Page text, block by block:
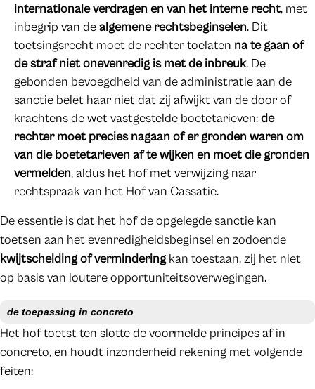
internationale verdragen en van het interne recht, met
inbegrip van dealgemene rechtsbeginselen. Dit
toetsingsrecht moet de rechter toelaten na te gaan of
de straf niet onevenredig is met de inbreuk. De
gebonden bevoegdheid van de administratie aan de
sanctie belet haar niet dat zij afwijkt van de door of
krachtens de wet vastgestelde boetetarieven:de
rechter moet precies nagaan of er gronden waren om
van die boetetarieven af te wijken en moet die gronden
vermelden, aldus het hof met verwijzing naar
rechtspraak van het Hof van Cassatie.
De essentie is dat het hof de opgelegde sanctie kan
toetsen aan het evenredigheidsbeginsel en zodoende
kwijtschelding of verminderingkan toestaan, zij het niet
op basis van loutere opportuniteitsoverwegingen.
de toepassing in concreto
Het hof toetst ten slotte de voormelde principes af in
concreto, en houdt inzonderheid rekening met volgende
feiten: